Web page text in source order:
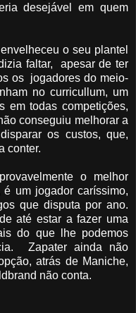
desejável em quem
o seu plantel
faltar, apesar de ter
os jogadores do meio-
no curricullum, um
em todas competições,
conseguiu melhorar a
os custos, que,
conter.
o melhor
um jogador caríssimo,
que disputa por ano.
até estar a fazer uma
do que lhe podemos
Zapater ainda não
atrás de Maniche,
não conta.